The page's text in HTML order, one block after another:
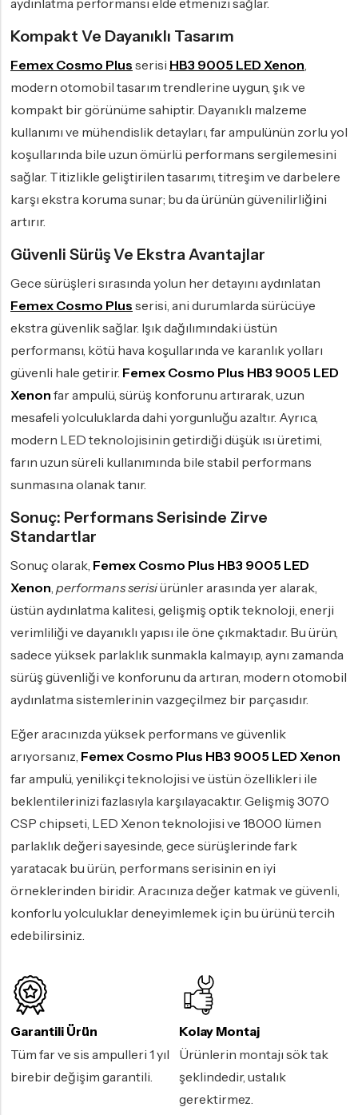
aydınlatma performansı elde etmenizi sağlar.
Kompakt Ve Dayanıklı Tasarım
Femex Cosmo Plus serisi HB3 9005 LED Xenon,
modern otomobil tasarım trendlerine uygun, şık ve
kompakt bir görünüme sahiptir. Dayanıklı malzeme
kullanımı ve mühendislik detayları, far ampulünün zorlu yol
koşullarında bile uzun ömürlü performans sergilemesini
sağlar. Titizlikle geliştirilen tasarımı, titreşim ve darbelere
karşı ekstra koruma sunar; bu da ürünün güvenilirliğini
artırır.
Güvenli Sürüş Ve Ekstra Avantajlar
Gece sürüşleri sırasında yolun her detayını aydınlatan
Femex Cosmo Plus serisi, ani durumlarda sürücüye
ekstra güvenlik sağlar. Işık dağılımındaki üstün
performansı, kötü hava koşullarında ve karanlık yolları
güvenli hale getirir. Femex Cosmo Plus HB3 9005 LED
Xenon far ampulü, sürüş konforunu artırarak, uzun
mesafeli yolculuklarda dahi yorgunluğu azaltır. Ayrıca,
modern LED teknolojisinin getirdiği düşük ısı üretimi,
farın uzun süreli kullanımında bile stabil performans
sunmasına olanak tanır.
Sonuç: Performans Serisinde Zirve
Standartlar
Sonuç olarak, Femex Cosmo Plus HB3 9005 LED
Xenon, performans serisiürünler arasında yer alarak,
üstün aydınlatma kalitesi, gelişmiş optik teknoloji, enerji
verimliliği ve dayanıklı yapısı ile öne çıkmaktadır. Bu ürün,
sadece yüksek parlaklık sunmakla kalmayıp, aynı zamanda
sürüş güvenliği ve konforunu da artıran, modern otomobil
aydınlatma sistemlerinin vazgeçilmez bir parçasıdır.
Eğer aracınızda yüksek performans ve güvenlik
arıyorsanız, Femex Cosmo Plus HB3 9005 LED Xenon
far ampulü, yenilikçi teknolojisi ve üstün özellikleri ile
beklentilerinizi fazlasıyla karşılayacaktır. Gelişmiş 3070
CSP chipseti, LED Xenon teknolojisi ve 18000 lümen
parlaklık değeri sayesinde, gece sürüşlerinde fark
yaratacak bu ürün, performans serisinin en iyi
örneklerinden biridir. Aracınıza değer katmak ve güvenli,
konforlu yolculuklar deneyimlemek için bu ürünü tercih
edebilirsiniz.
Garantili Ürün
Tüm far ve sis ampulleri 1 yıl
birebir değişim garantili.
Kolay Montaj
Ürünlerin montajı sök tak
şeklindedir, ustalık
gerektirmez.